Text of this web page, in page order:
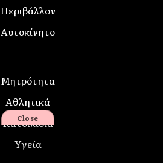
Περιβάλλον
Αυτοκίνητο
Μητρότητα
Αθλητικά
Κατοικίδια
Υγεία
Close